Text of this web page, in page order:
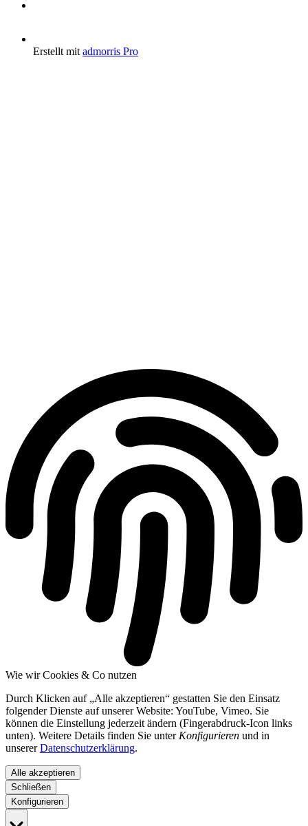
Erstellt mitadmorris Pro
Wie wir Cookies & Co nutzen
Durch Klicken auf „Alle akzeptieren“ gestatten Sie den Einsatz
folgender Dienste auf unserer Website: YouTube, Vimeo. Sie
können die Einstellung jederzeit ändern (Fingerabdruck-Icon links
unten). Weitere Details finden Sie unterKonfigurieren und in
unsererDatenschutzerklärung.
Alle akzeptieren
Schließen
Konfigurieren